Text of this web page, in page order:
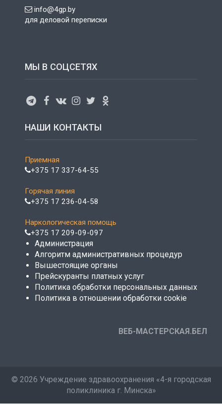
info@4gp.by
для деловой переписки
МЫ В СОЦСЕТЯХ
НАШИ КОНТАКТЫ
Приемная
+375 17 337-64-55
Горячая линия
+375 17 236-04-58
Наркологическая помощь
+375 17 209-09-097
Администрация
Алгоритм административных процедур
Вышестоящие органы
Прейскуранты платных услуг
Политика обработки персональных данных
Политика в отношении обработки cookie
ВЕБ-МАСТЕРСКАЯ.БЕЛ
© 2026 Учреждение здравоохранения «4-я городская
поликлиника г. Минска»